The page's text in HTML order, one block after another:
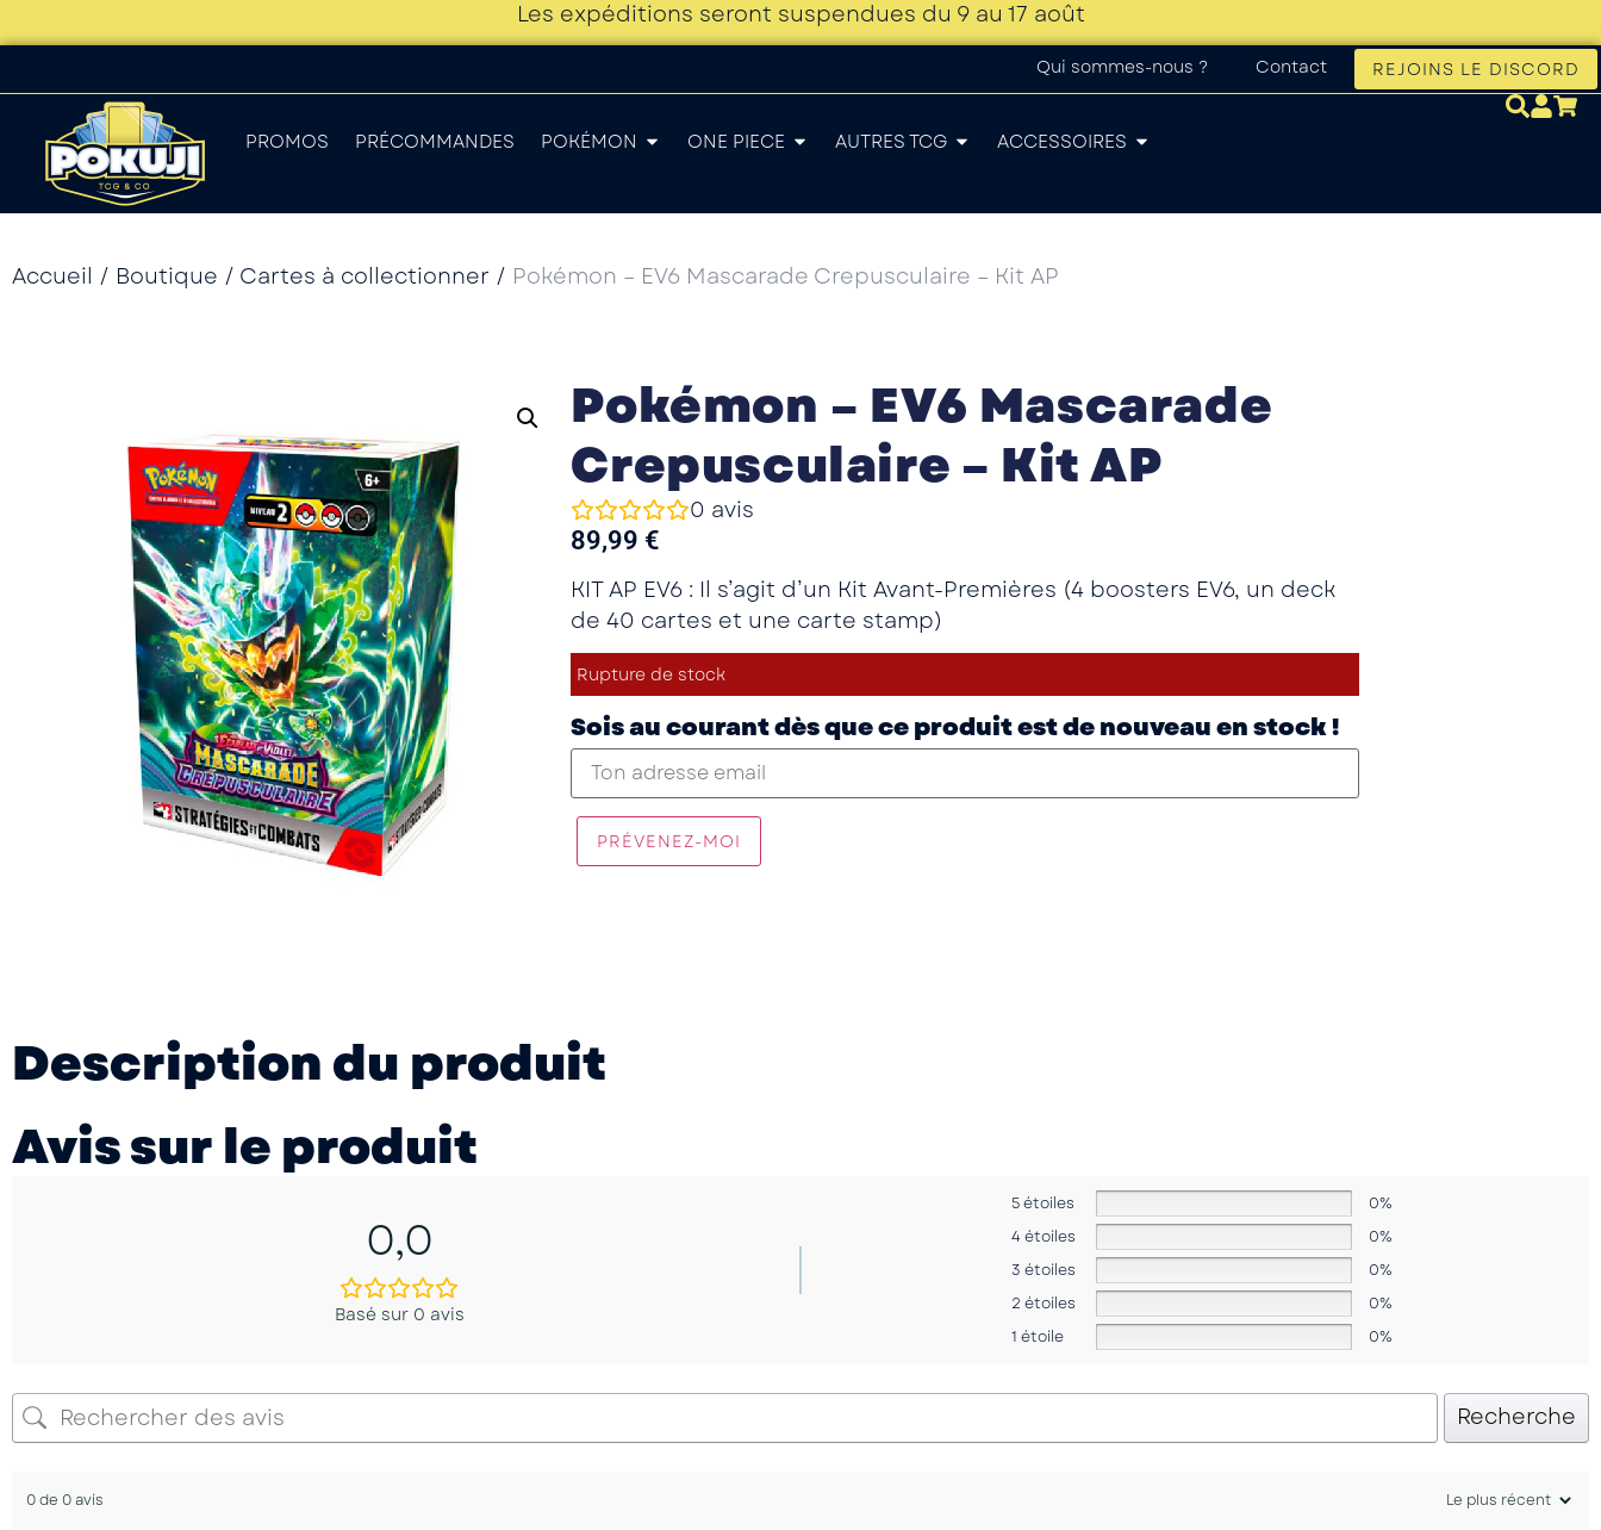
Les expéditions seront suspendues du 9 au 17 août
Qui sommes-nous ? Contact REJOINS LE DISCORD
PROMOS PRÉCOMMANDES POKÉMON ONE PIECE AUTRES TCG ACCESSOIRES
Accueil / Boutique / Cartes à collectionner / Pokémon – EV6 Mascarade Crepusculaire – Kit AP
Pokémon – EV6 Mascarade
Crepusculaire – Kit AP
0 avis
89,99 €
KIT AP EV6 : Il s’agit d’un Kit Avant-Premières (4 boosters EV6, un deck
de 40 cartes et une carte stamp)
Rupture de stock
Sois au courant dès que ce produit est de nouveau en stock !
PRÉVENEZ-MOI
Description du produit
Avis sur le produit
0,0
Basé sur 0 avis
5 étoiles
0%
4 étoiles
0%
3 étoiles
0%
2 étoiles
0%
1 étoile
0%
Recherche
0 de 0 avis